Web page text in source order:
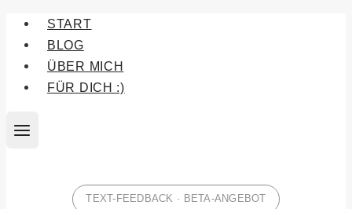
Zum
Inhalt
springen
START
BLOG
ÜBER MICH
FÜR DICH :)
TEXT-FEEDBACK · BETA-ANGEBOT